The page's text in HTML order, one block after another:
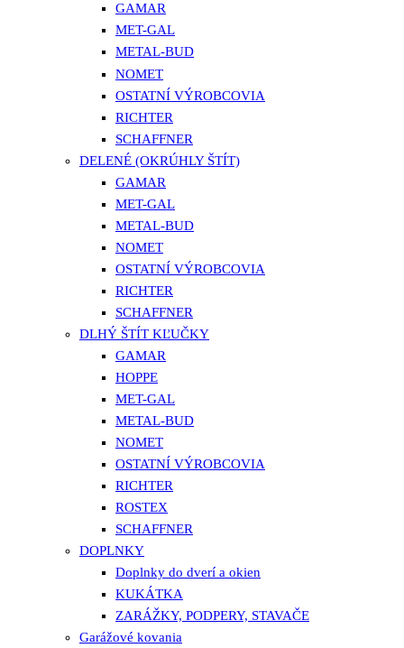
GAMAR
MET-GAL
METAL-BUD
NOMET
OSTATNÍ VÝROBCOVIA
RICHTER
SCHAFFNER
DELENÉ (OKRÚHLY ŠTÍT)
GAMAR
MET-GAL
METAL-BUD
NOMET
OSTATNÍ VÝROBCOVIA
RICHTER
SCHAFFNER
DLHÝ ŠTÍT KĽUČKY
GAMAR
HOPPE
MET-GAL
METAL-BUD
NOMET
OSTATNÍ VÝROBCOVIA
RICHTER
ROSTEX
SCHAFFNER
DOPLNKY
Doplnky do dverí a okien
KUKÁTKA
ZARÁŽKY, PODPERY, STAVAČE
Garážové kovania